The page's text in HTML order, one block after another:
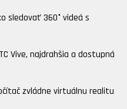
sledovať 360° videá s
Vive, najdrahšia a dostupná
zvládne virtuálnu realitu